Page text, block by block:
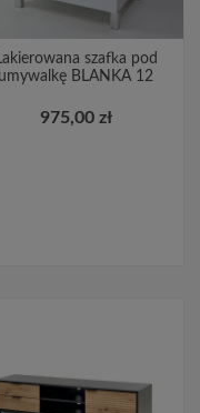
szafka pod
umywalkę BLANKA 12
975,00 zł